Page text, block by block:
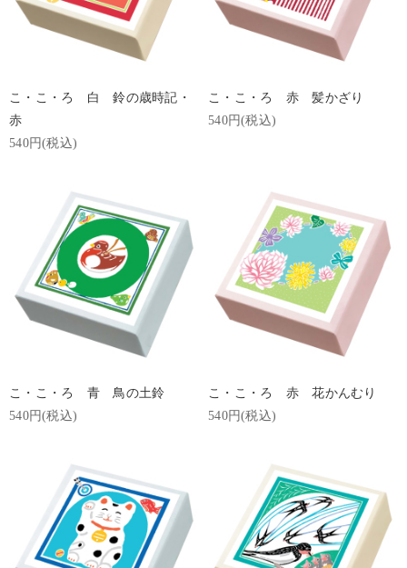
こ・こ・ろ 白 鈴の歳時記・
赤
540円(税込)
こ・こ・ろ 赤 髪かざり
540円(税込)
こ・こ・ろ 青 鳥の土鈴
540円(税込)
こ・こ・ろ 赤 花かんむり
540円(税込)